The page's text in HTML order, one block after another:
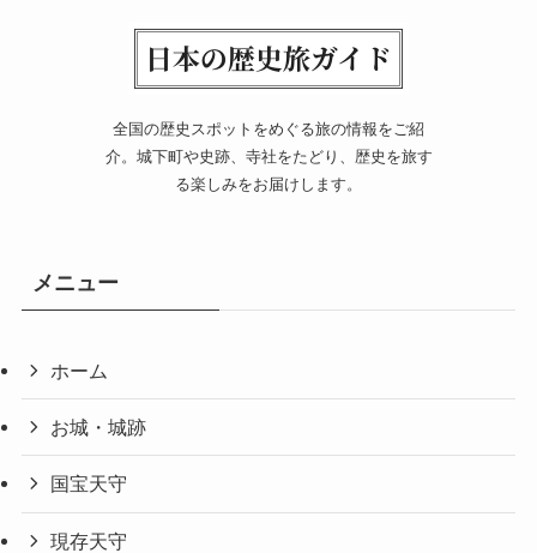
全国の歴史スポットをめぐる旅の情報をご紹
介。城下町や史跡、寺社をたどり、歴史を旅す
る楽しみをお届けします。
メニュー
ホーム
お城・城跡
国宝天守
現存天守